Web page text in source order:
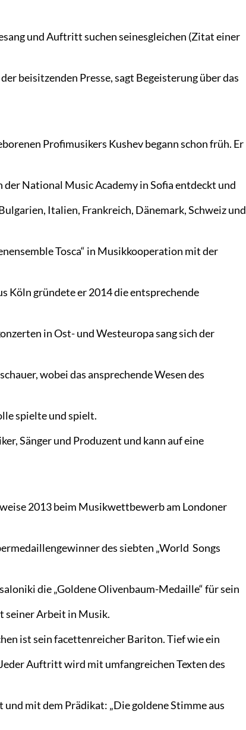
und Auftritt suchen seinesgleichen (Zitat einer
beisitzenden Presse, sagt Begeisterung über das
Profimusikers Kushev begann schon früh. Er
der National Music Academy in Sofia entdeckt und
Italien, Frankreich, Dänemark, Schweiz und
Tosca“ in Musikkooperation mit der
Köln gründete er 2014 die entsprechende
in Ost- und Westeuropa sang sich der
wobei das ansprechende Wesen des
spielte und spielt.
Sänger und Produzent und kann auf eine
2013 beim Musikwettbewerb am Londoner
des siebten „World Songs
die „Goldene Olivenbaum-Medaille“ für sein
seiner Arbeit in Musik.
ist sein facettenreicher Bariton. Tief wie ein
Auftritt wird mit umfangreichen Texten des
mit dem Prädikat: „Die goldene Stimme aus